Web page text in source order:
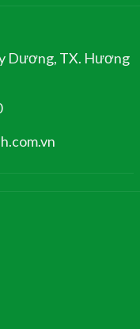
Dương, TX. Hương